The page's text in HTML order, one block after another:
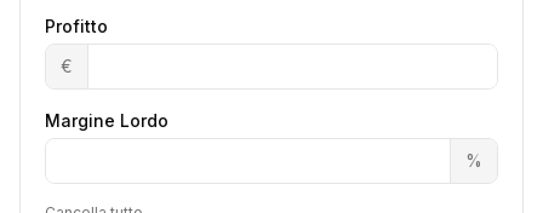
Profitto
€
Margine Lordo
%